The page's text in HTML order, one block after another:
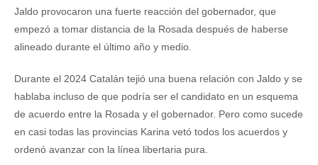
Jaldo provocaron una fuerte reacción del gobernador, que
empezó a tomar distancia de la Rosada después de haberse
alineado durante el último año y medio.
Durante el 2024 Catalán tejió una buena relación con Jaldo y se
hablaba incluso de que podría ser el candidato en un esquema
de acuerdo entre la Rosada y el gobernador. Pero como sucede
en casi todas las provincias Karina vetó todos los acuerdos y
ordenó avanzar con la línea libertaria pura.